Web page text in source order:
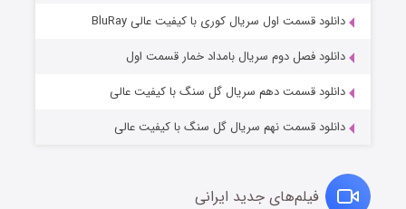
قسمت۲ (زیرنویس) منتشر شد
دانلود قسمت اول سریال کوری با کیفیت عالی BluRay
دانلود فصل دوم سریال بامداد خمار قسمت اول
دانلود قسمت دهم سریال گل سنگ با کیفیت عالی
دانلود قسمت نهم سریال گل سنگ با کیفیت عالی
فیلم‌های جدید ایرانی